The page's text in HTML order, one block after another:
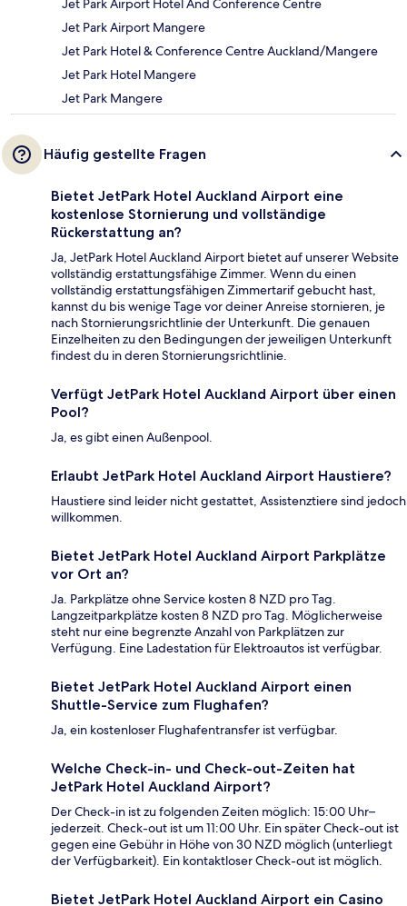
Jet Park Airport Hotel And Conference Centre
Jet Park Airport Mangere
Jet Park Hotel & Conference Centre Auckland/Mangere
Jet Park Hotel Mangere
Jet Park Mangere
Häufig gestellte Fragen
Bietet JetPark Hotel Auckland Airport eine
kostenlose Stornierung und vollständige
Rückerstattung an?
Ja, JetPark Hotel Auckland Airport bietet auf unserer Website
vollständig erstattungsfähige Zimmer. Wenn du einen
vollständig erstattungsfähigen Zimmertarif gebucht hast,
kannst du bis wenige Tage vor deiner Anreise stornieren, je
nach Stornierungsrichtlinie der Unterkunft. Die genauen
Einzelheiten zu den Bedingungen der jeweiligen Unterkunft
findest du in deren Stornierungsrichtlinie.
Verfügt JetPark Hotel Auckland Airport über einen
Pool?
Ja, es gibt einen Außenpool.
Erlaubt JetPark Hotel Auckland Airport Haustiere?
Haustiere sind leider nicht gestattet, Assistenztiere sind jedoch
willkommen.
Bietet JetPark Hotel Auckland Airport Parkplätze
vor Ort an?
Ja. Parkplätze ohne Service kosten 8 NZD pro Tag.
Langzeitparkplätze kosten 8 NZD pro Tag. Möglicherweise
steht nur eine begrenzte Anzahl von Parkplätzen zur
Verfügung. Eine Ladestation für Elektroautos ist verfügbar.
Bietet JetPark Hotel Auckland Airport einen
Shuttle-Service zum Flughafen?
Ja, ein kostenloser Flughafentransfer ist verfügbar.
Welche Check-in- und Check-out-Zeiten hat
JetPark Hotel Auckland Airport?
Der Check-in ist zu folgenden Zeiten möglich: 15:00 Uhr–
jederzeit. Check-out ist um 11:00 Uhr. Ein später Check-out ist
gegen eine Gebühr in Höhe von 30 NZD möglich (unterliegt
der Verfügbarkeit). Ein kontaktloser Check-out ist möglich.
Bietet JetPark Hotel Auckland Airport ein Casino